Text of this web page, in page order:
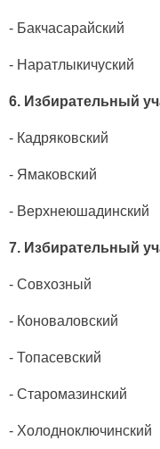
- Бакчасарайский
- Наратлыкичуский
6. Избирательный
- Кадряковский
- Ямаковский
- Верхнеюшадинский
7. Избирательный
- Совхозный
- Коноваловский
- Топасевский
- Старомазинский
- Холодноключинский